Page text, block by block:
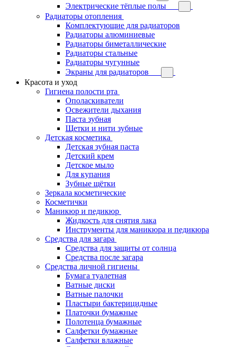
Электрические тёплые полы
Радиаторы отопления
Комплектующие для радиаторов
Радиаторы алюминиевые
Радиаторы биметаллические
Радиаторы стальные
Радиаторы чугунные
Экраны для радиаторов
Красота и уход
Гигиена полости рта
Ополаскиватели
Освежители дыхания
Паста зубная
Щетки и нити зубные
Детская косметика
Детская зубная паста
Детский крем
Детское мыло
Для купания
Зубные щётки
Зеркала косметические
Косметички
Маникюр и педикюр
Жидкость для снятия лака
Инструменты для маникюра и педикюра
Средства для загара
Средства для защиты от солнца
Средства после загара
Средства личной гигиены
Бумага туалетная
Ватные диски
Ватные палочки
Пластыри бактерицидные
Платочки бумажные
Полотенца бумажные
Салфетки бумажные
Салфетки влажные